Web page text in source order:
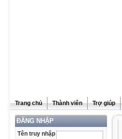
Trang chủ Thành viên Trợ giúp
ĐĂNG NHẬP
Tên truy nhập